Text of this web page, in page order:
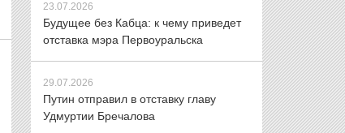
23.07.2026
Будущее без Кабца: к чему приведет
отставка мэра Первоуральска
29.07.2026
Путин отправил в отставку главу
Удмуртии Бречалова